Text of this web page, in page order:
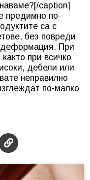
caption]
предимно по-
са с
без повреди
деформация. При
при всичко
дебели или
неправилно
по-малко